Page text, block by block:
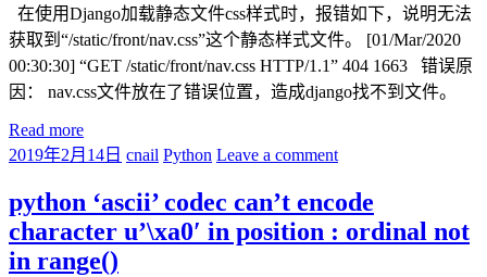
在使用Django加载静态文件css样式时，报错如下，说明无法
获取到“/static/front/nav.css”这个静态样式文件。 [01/Mar/2020
00:30:30] “GET /static/front/nav.css HTTP/1.1” 404 1663 错误原
因： nav.css文件放在了错误位置，造成django找不到文件。
Read more
2019年2月14日 cnail Python Leave a comment
python ‘ascii’ codec can’t encode
character u’\xa0′ in position : ordinal not
in range()